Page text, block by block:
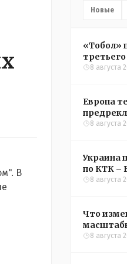
В
Новые
«Тобол»
8 августа
Европа
8 августа
Украина
по КТК –
8 августа
Что
8 августа